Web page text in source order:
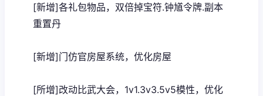
[新增]各礼包物品，双倍掉宝符.钟馗令牌.副本
重置丹
[新增]门仿官房屋系统，优化房屋
[所增]改动比武大会，1v1.3v3.5v5模性，优化